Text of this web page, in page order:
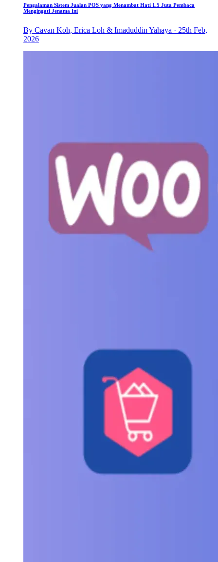
Pengalaman Sistem Jualan POS yang Menambat Hati 1.5 Juta Pembaca
Mengingati Jenama Ini
By Cavan Koh, Erica Loh & Imaduddin Yahaya · 25th Feb,
2026